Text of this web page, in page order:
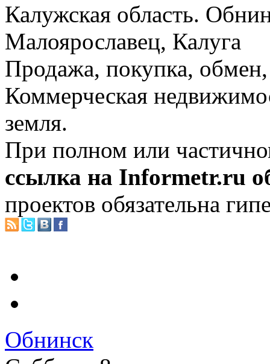
Калужская область.
Малоярославец, Калуга
Продажа, покупка, обмен,
Коммерческая
земля.
При полном или
ссылка на Informetr.ru
проектов обязательна
Обнинск